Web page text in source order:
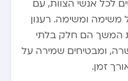
לכל אנשי הצוות, עם
משימה ומשימה. רענון
המשך הם חלק בלתי
ומבטיחים שמירה על
זמן.